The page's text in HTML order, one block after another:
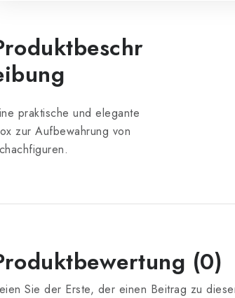
praktische und elegante
zur Aufbewahrung von
(0)
Sie der Erste, der einen Beitrag zu